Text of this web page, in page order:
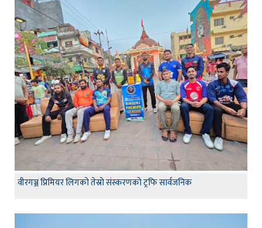
वीरगञ्ज प्रिमियर लिगको तेस्रो संस्करणको ट्रफि सार्वजनिक